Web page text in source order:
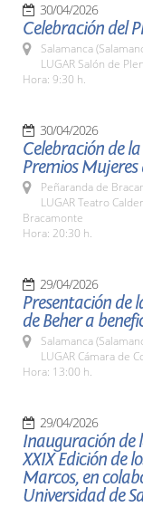
30/04/2026
Celebración del
Salamanca
LUGAR Salón de
Hora: 9:30 h.
30/04/2026
Celebración de
Premios
Peñaranda de
LUGAR Teatro
Bracamonte
Hora: 20:30 h.
29/04/2026
Presentación de
de Beher a
Salamanca
LUGAR Cámara de
Hora: 13:00 h.
29/04/2026
Inauguración de
XXIX Edición de
Marcos, en
Universidad de